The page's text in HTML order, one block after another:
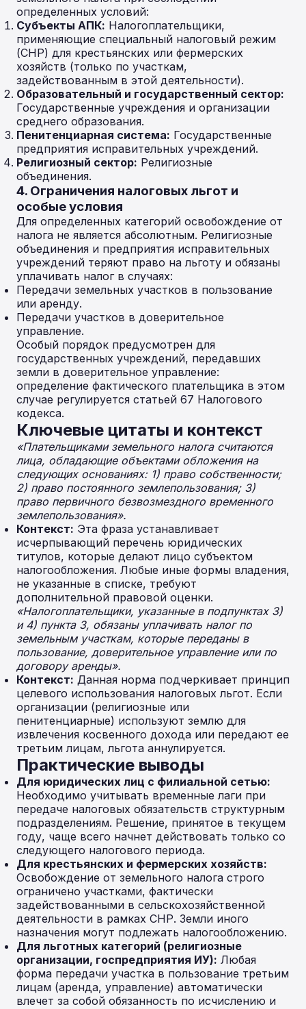
определенных условий:
Субъекты АПК: Налогоплательщики,
применяющие специальный налоговый режим
(СНР) для крестьянских или фермерских
хозяйств (только по участкам,
задействованным в этой деятельности).
Образовательный и государственный сектор:
Государственные учреждения и организации
среднего образования.
Пенитенциарная система: Государственные
предприятия исправительных учреждений.
Религиозный сектор: Религиозные
объединения.
4. Ограничения налоговых льгот и
особые условия
Для определенных категорий освобождение от
налога не является абсолютным. Религиозные
объединения и предприятия исправительных
учреждений теряют право на льготу и обязаны
уплачивать налог в случаях:
Передачи земельных участков в пользование
или аренду.
Передачи участков в доверительное
управление.
Особый порядок предусмотрен для
государственных учреждений, передавших
земли в доверительное управление:
определение фактического плательщика в этом
случае регулируется статьей 67 Налогового
кодекса.
Ключевые цитаты и контекст
«Плательщиками земельного налога считаются
лица, обладающие объектами обложения на
следующих основаниях: 1) право собственности;
2) право постоянного землепользования; 3)
право первичного безвозмездного временного
землепользования».
Контекст: Эта фраза устанавливает
исчерпывающий перечень юридических
титулов, которые делают лицо субъектом
налогообложения. Любые иные формы владения,
не указанные в списке, требуют
дополнительной правовой оценки.
«Налогоплательщики, указанные в подпунктах 3)
и 4) пункта 3, обязаны уплачивать налог по
земельным участкам, которые переданы в
пользование, доверительное управление или по
договору аренды».
Контекст: Данная норма подчеркивает принцип
целевого использования налоговых льгот. Если
организации (религиозные или
пенитенциарные) используют землю для
извлечения косвенного дохода или передают ее
третьим лицам, льгота аннулируется.
Практические выводы
Для юридических лиц с филиальной сетью:
Необходимо учитывать временные лаги при
передаче налоговых обязательств структурным
подразделениям. Решение, принятое в текущем
году, чаще всего начнет действовать только со
следующего налогового периода.
Для крестьянских и фермерских хозяйств:
Освобождение от земельного налога строго
ограничено участками, фактически
задействованными в сельскохозяйственной
деятельности в рамках СНР. Земли иного
назначения могут подлежать налогообложению.
Для льготных категорий (религиозные
организации, госпредприятия ИУ): Любая
форма передачи участка в пользование третьим
лицам (аренда, управление) автоматически
влечет за собой обязанность по исчислению и